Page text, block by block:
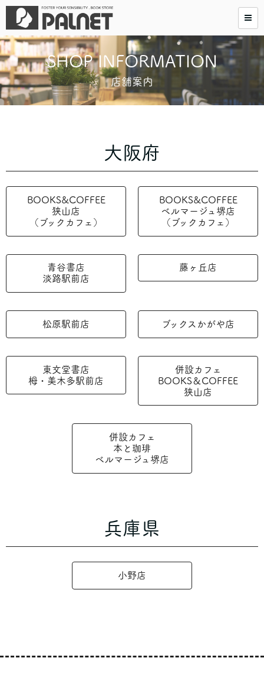
SHOP INFORMATION
店舗案内
大阪府
BOOKS&COFFEE
狭山店
（ブックカフェ）
BOOKS&COFFEE
ベルマージュ堺店
（ブックカフェ）
青谷書店
淡路駅前店
藤ヶ丘店
松原駅前店 ブックスかがや店
東文堂書店
栂・美木多駅前店
併設カフェ
BOOKS＆COFFEE
狭山店
併設カフェ
本と珈琲
ベルマージュ堺店
兵庫県
小野店